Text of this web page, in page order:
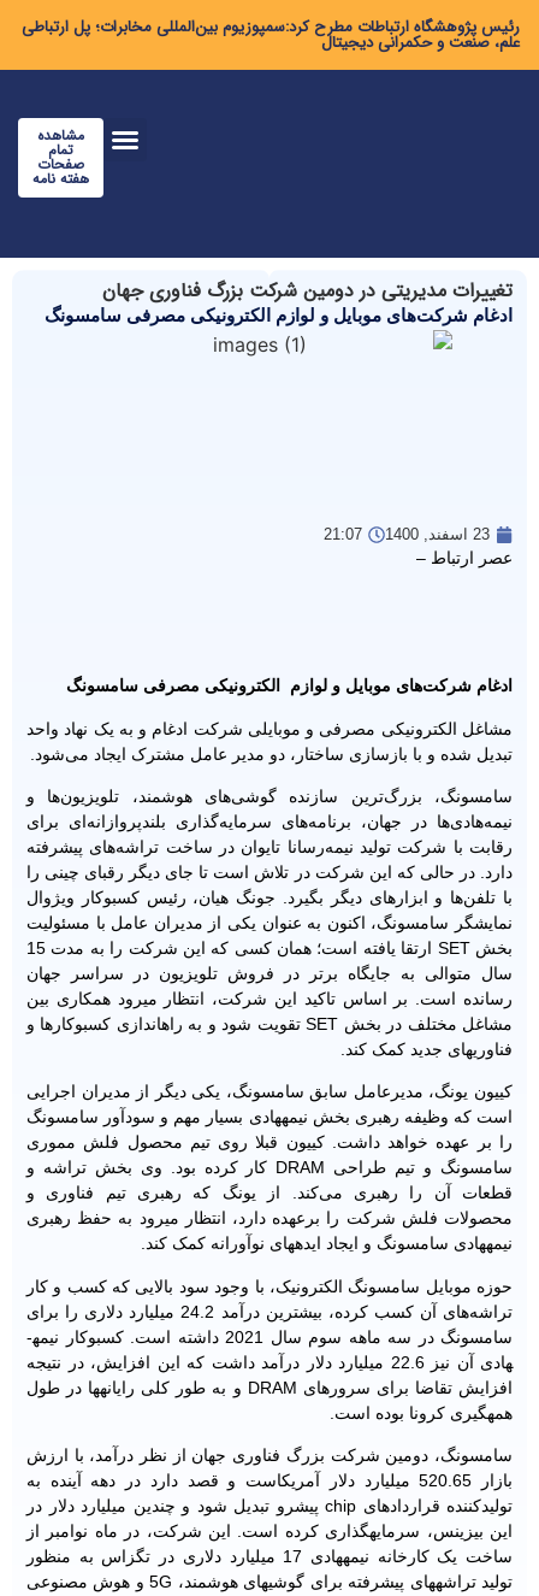
رئیس پژوهشگاه ارتباطات مطرح کرد:سمپوزیوم بین‌المللی مخابرات؛ پل ارتباطی
علم، صنعت و حکمرانی دیجیتال
مشاهده
تمام
صفحات
هفته نامه
تغییرات مدیریتی در دومین شرکت بزرگ فناوری جهان
ادغام شرکت‌های موبایل و لوازم الکترونیکی مصرفی سامسونگ
23 اسفند, 1400 21:07
عصر ارتباط –
ادغام شرکت‌های موبایل و لوازم الکترونیکی مصرفی سامسونگ
مشاغل الکترونیکی مصرفی و موبایلی شرکت ادغام و به یک نهاد واحد
تبدیل شده و با بازسازی ساختار، دو مدیر عامل مشترک ایجاد می‌شود.
سامسونگ، بزرگ‌ترین سازنده گوشی‌های هوشمند، تلویزیون‌ها و
نیمه‌هادی‌ها در جهان، برنامه‌های سرمایه‌گذاری بلندپروازانه‌ای برای
رقابت با شرکت تولید نیمه‌رسانا تایوان در ساخت تراشه‌های پیشرفته
دارد. در حالی که این شرکت در تلاش است تا جای دیگر رقبای چینی را
با تلفن‌ها و ابزارهای دیگر بگیرد. جونگ هی­ان، رئیس کسب­وکار ویژوال
نمایشگر سامسونگ، اکنون به عنوان یکی از مدیران عامل با مسئولیت
بخش SET ارتقا یافته است؛ همان کسی که این شرکت را به مدت 15
سال متوالی به جایگاه برتر در فروش تلویزیون در سراسر جهان
رسانده است. بر اساس تاکید این شرکت، انتظار می­رود همکاری بین
مشاغل مختلف در بخش SET تقویت شود و به راه­اندازی کسب­وکارها و
فناوری­های جدید کمک کند.
کی­یون یونگ، مدیرعامل سابق سامسونگ، یکی دیگر از مدیران اجرایی
است که وظیفه رهبری بخش نیمه­هادی بسیار مهم و سودآور سامسونگ
را بر عهده خواهد داشت. کی­یون قبلا روی تیم محصول فلش مموری
سامسونگ و تیم طراحی DRAM کار کرده بود. وی بخش تراشه و
قطعات آن را رهبری می‌کند. از یونگ که رهبری تیم فناوری و
محصولات فلش شرکت را برعهده دارد، انتظار می­رود به حفظ رهبری
نیمه­هادی سامسونگ و ایجاد ایده­های نوآورانه کمک کند.
حوزه موبایل سامسونگ الکترونیک، با وجود سود بالایی که کسب و کار
تراشه‌های آن کسب کرده، بیشترین درآمد 24.2 میلیارد دلاری را برای
سامسونگ در سه ماهه سوم سال 2021 داشته است. کسب­وکار نیمه­
هادی آن نیز 22.6 میلیارد دلار درآمد داشت که این افزایش، در نتیجه
افزایش تقاضا برای سرورهای DRAM و به طور کلی رایانه­ها در طول
همه­گیری کرونا بوده است.
سامسونگ، دومین شرکت بزرگ فناوری جهان از نظر درآمد، با ارزش
بازار 520.65 میلیارد دلار آمریکاست و قصد دارد در دهه آینده به
تولیدکننده قراردادهای chip پیشرو تبدیل شود و چندین میلیارد دلار در
این بیزینس، سرمایه­گذاری کرده است. این شرکت، در ماه نوامبر از
ساخت یک کارخانه نیمه­هادی 17 میلیارد دلاری در تگزاس به منظور
تولید تراشه­های پیشرفته برای گوشی­های هوشمند، 5G و هوش مصنوعی